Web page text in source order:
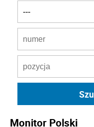
Monitor Polski